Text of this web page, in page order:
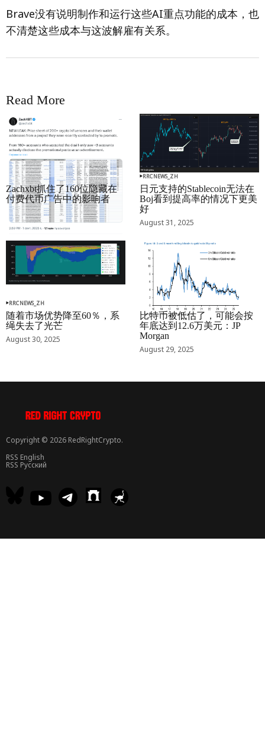
Brave没有说明制作和运行这些AI重点功能的成本，也
不清楚这些成本与这波解雇有关系。
Read More
RRCNEWS_ZH
Zachxbt抓住了160位隐藏在
付费代币广告中的影响者
September 01, 2025
RRCNEWS_ZH
日元支持的Stablecoin无法在
Boj看到提高率的情况下更美
好
August 31, 2025
RRCNEWS_ZH
随着市场优势降至60％，系
绳失去了光芒
August 30, 2025
RRCNEWS_ZH
比特币被低估了，可能会按
年底达到12.6万美元：JP
Morgan
August 29, 2025
Copyright © 2026 RedRightCrypto.
RSS English
RSS Русский